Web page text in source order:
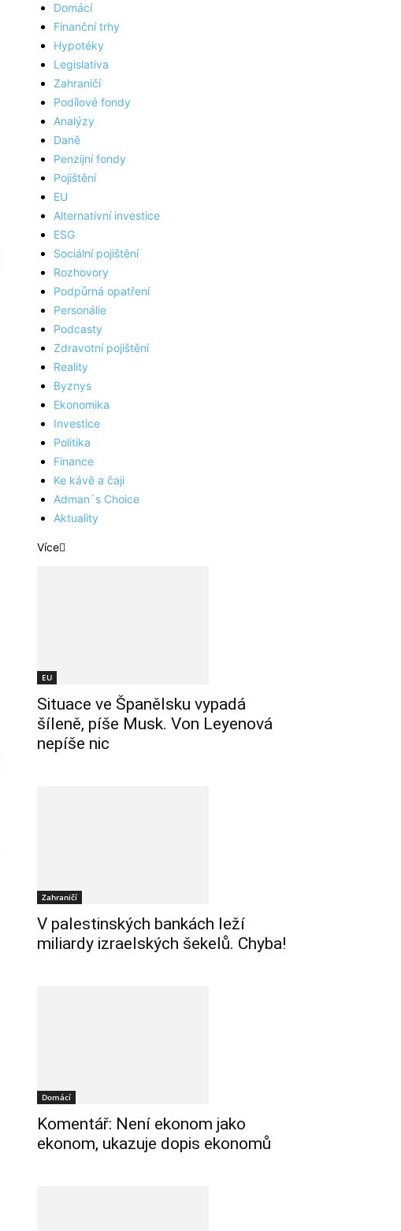
Domácí
Finanční trhy
Hypotéky
Legislativa
Zahraničí
Podílové fondy
Analýzy
Daně
Penzijní fondy
Pojištění
EU
Alternativní investice
ESG
Sociální pojištění
Rozhovory
Podpůrná opatření
Personálie
Podcasty
Zdravotní pojištění
Reality
Byznys
Ekonomika
Investice
Politika
Finance
Ke kávě a čaji
Adman´s Choice
Aktuality
Více
EU
Situace ve Španělsku vypadá
šíleně, píše Musk. Von Leyenová
nepíše nic
Zahraničí
V palestinských bankách leží
miliardy izraelských šekelů. Chyba!
Domácí
Komentář: Není ekonom jako
ekonom, ukazuje dopis ekonomů